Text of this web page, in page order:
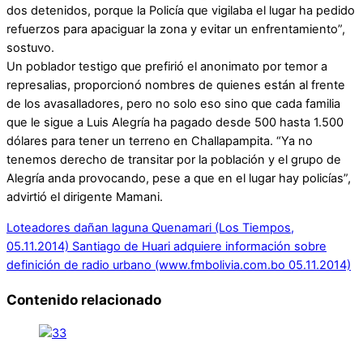
dos detenidos, porque la Policía que vigilaba el lugar ha pedido
refuerzos para apaciguar la zona y evitar un enfrentamiento”,
sostuvo.
Un poblador testigo que prefirió el anonimato por temor a
represalias, proporcionó nombres de quienes están al frente
de los avasalladores, pero no solo eso sino que cada familia
que le sigue a Luis Alegría ha pagado desde 500 hasta 1.500
dólares para tener un terreno en Challapampita. “Ya no
tenemos derecho de transitar por la población y el grupo de
Alegría anda provocando, pese a que en el lugar hay policías”,
advirtió el dirigente Mamani.
Loteadores dañan laguna Quenamari (Los Tiempos,
05.11.2014) Santiago de Huari adquiere información sobre
definición de radio urbano (www.fmbolivia.com.bo 05.11.2014)
Contenido relacionado